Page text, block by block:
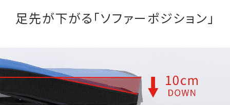
足先が下がる「ソファーポジション」